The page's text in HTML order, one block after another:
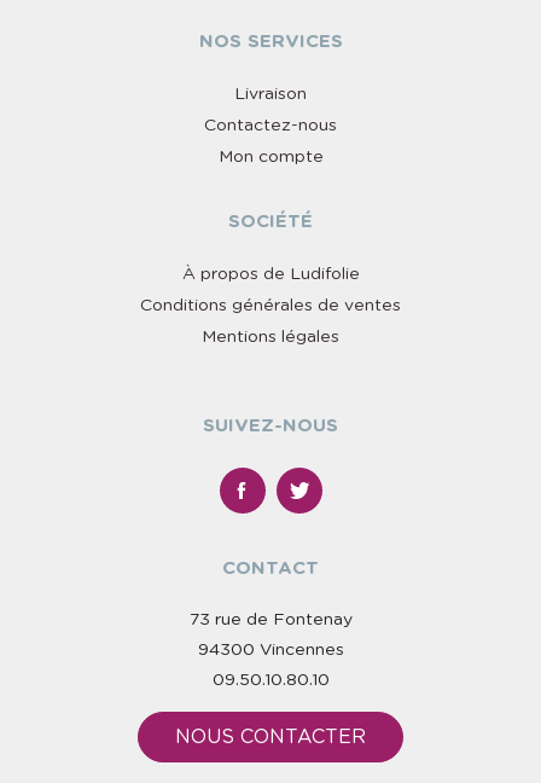
NOS SERVICES
Livraison
Contactez-nous
Mon compte
SOCIÉTÉ
À propos de Ludifolie
Conditions générales de ventes
Mentions légales
SUIVEZ-NOUS
CONTACT
73 rue de Fontenay
94300 Vincennes
09.50.10.80.10
NOUS CONTACTER